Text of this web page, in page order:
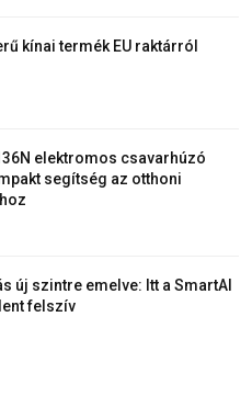
kínai termék EU raktárról
elektromos csavarhúzó
segítség az otthoni
új szintre emelve: Itt a SmartAI
felszív